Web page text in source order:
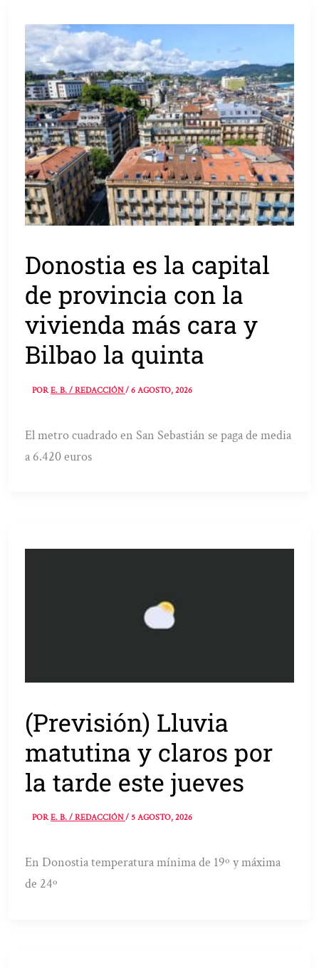
Donostia es la capital
de provincia con la
vivienda más cara y
Bilbao la quinta
PORE. B. / REDACCIÓN/6 AGOSTO, 2026
El metro cuadrado en San Sebastián se paga de media
a 6.420 euros
(Previsión) Lluvia
matutina y claros por
la tarde este jueves
PORE. B. / REDACCIÓN/5 AGOSTO, 2026
En Donostia temperatura mínima de 19º y máxima
de 24º